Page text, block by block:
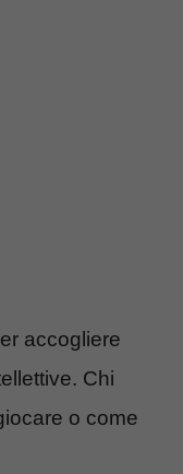
accogliere
Chi
o come